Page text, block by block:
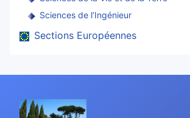
Sciences de l’Ingénieur
Sections Européennes